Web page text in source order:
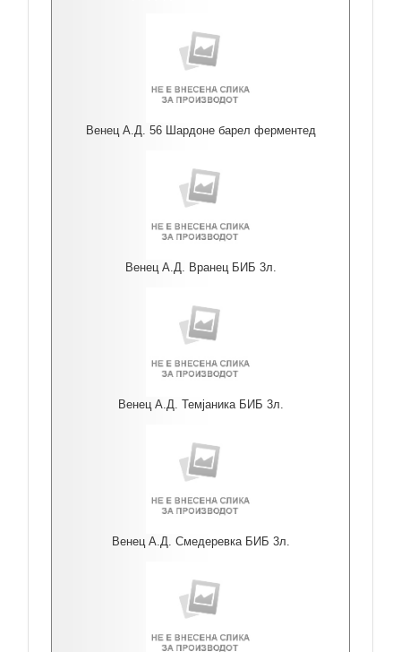
Венец А.Д. 56 Шардоне барел ферментед
Венец А.Д. Вранец БИБ 3л.
Венец А.Д. Темјаника БИБ 3л.
Венец А.Д. Смедеревка БИБ 3л.